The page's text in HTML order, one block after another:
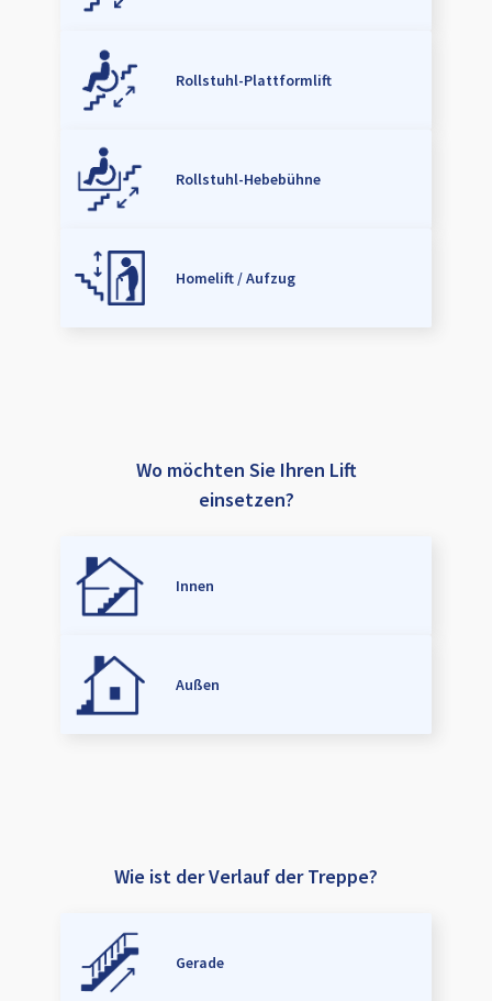
Rollstuhl-Plattformlift
Rollstuhl-Hebebühne
Homelift / Aufzug
Wo möchten Sie Ihren Lift
einsetzen?
Innen
Außen
Wie ist der Verlauf der Treppe?
Gerade